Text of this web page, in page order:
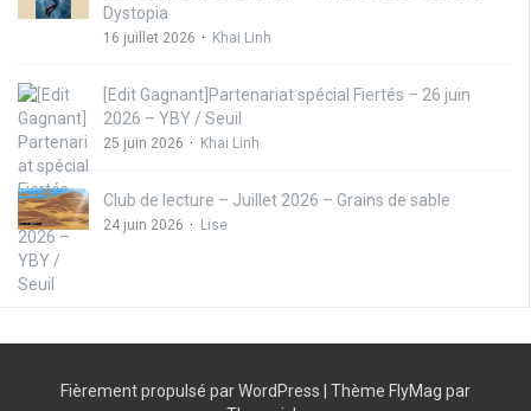
Dystopia
16 juillet 2026 Khai Linh
[Edit Gagnant]Partenariat spécial Fiertés – 26 juin
2026 – YBY / Seuil
25 juin 2026 Khai Linh
Club de lecture – Juillet 2026 – Grains de sable
24 juin 2026 Lise
Fièrement propulsé par WordPress | Thème FlyMag par